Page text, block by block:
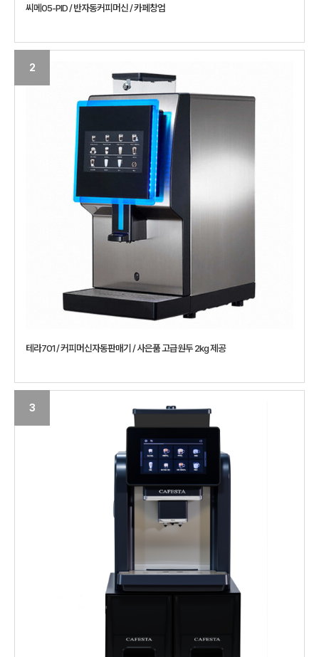
씨메05-PID / 반자동커피머신 / 카페창업
2
테라701 / 커피머신자동판매기 / 사은품 고급원두 2kg 제공
3